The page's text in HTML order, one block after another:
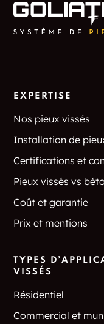
EXPERTISE
Nos pieux vissés
Installation de
Certifications et
Pieux vissés vs
Coût et garantie
Prix et mentions
TYPES
VISSÉS
Résidentiel
Commercial et